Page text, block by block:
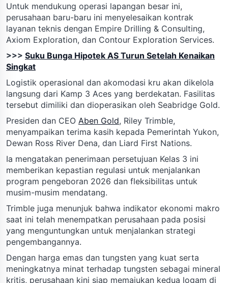
Untuk mendukung operasi lapangan besar ini,
perusahaan baru-baru ini menyelesaikan kontrak
layanan teknis dengan Empire Drilling & Consulting,
Axiom Exploration, dan Contour Exploration Services.
>>> Suku Bunga Hipotek AS Turun Setelah Kenaikan
Singkat
Logistik operasional dan akomodasi kru akan dikelola
langsung dari Kamp 3 Aces yang berdekatan. Fasilitas
tersebut dimiliki dan dioperasikan oleh Seabridge Gold.
Presiden dan CEO Aben Gold, Riley Trimble,
menyampaikan terima kasih kepada Pemerintah Yukon,
Dewan Ross River Dena, dan Liard First Nations.
Ia mengatakan penerimaan persetujuan Kelas 3 ini
memberikan kepastian regulasi untuk menjalankan
program pengeboran 2026 dan fleksibilitas untuk
musim-musim mendatang.
Trimble juga menunjuk bahwa indikator ekonomi makro
saat ini telah menempatkan perusahaan pada posisi
yang menguntungkan untuk menjalankan strategi
pengembangannya.
Dengan harga emas dan tungsten yang kuat serta
meningkatnya minat terhadap tungsten sebagai mineral
kritis, perusahaan kini siap memajukan kedua logam di